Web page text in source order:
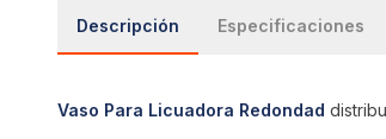
Descripción Especificaciones
Vaso Para Licuadora Redondad